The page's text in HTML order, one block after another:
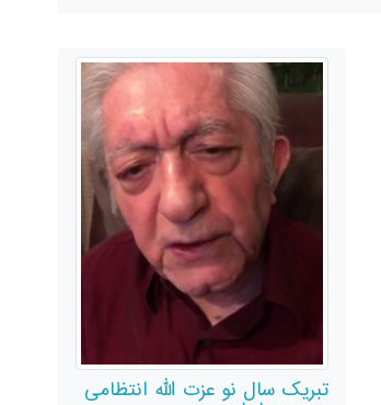
تبریک سال نو عزت الله انتظامی